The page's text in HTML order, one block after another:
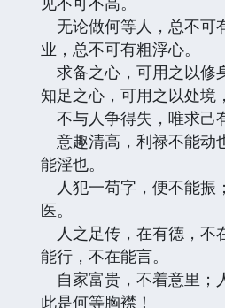
无论做何等人，总不可
业，总不可有粗浮心。
求备之心，可用之以修
知足之心，可用之以处境
不与人争得失，唯求己
意趣清高，利禄不能动
能淫也。
人犯一苟字，便不能振
医。
人之足传，在有德，不
能行，不在能言。
自家富贵，不着意里；
此是何等胸襟！